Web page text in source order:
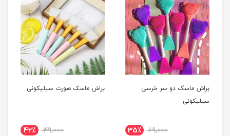
براش ماسک دو سر خرسی
سیلیکونی
69,000 35٪
براش ماسک صورت سیلیکونی
49,000 42٪